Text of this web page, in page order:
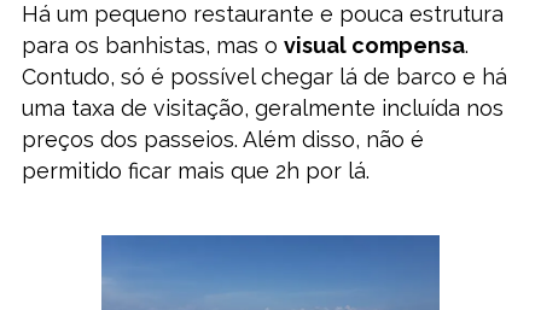
Há um pequeno restaurante e pouca estrutura
para os banhistas, mas o visual compensa.
Contudo, só é possível chegar lá de barco e há
uma taxa de visitação, geralmente incluída nos
preços dos passeios. Além disso, não é
permitido ficar mais que 2h por lá.